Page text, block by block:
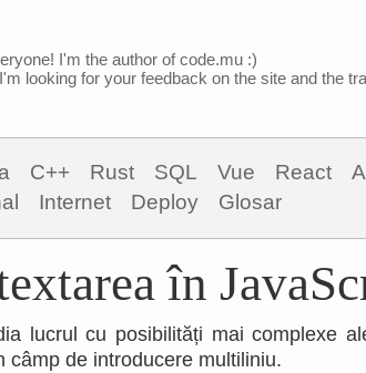
I'm the author of code.mu :)
looking for your feedback on the site and the
C++ Rust SQL Vue React
Internet Deploy Glosar
în
lucrul cu posibilități mai complexe
câmp de introducere multiliniu.